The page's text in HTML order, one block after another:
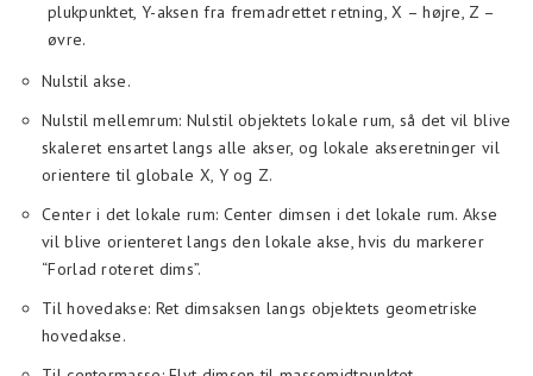
plukpunktet, Y-aksen fra fremadrettet retning, X – højre, Z –
øvre.
Nulstil akse.
Nulstil mellemrum: Nulstil objektets lokale rum, så det vil blive
skaleret ensartet langs alle akser, og lokale akseretninger vil
orientere til globale X, Y og Z.
Center i det lokale rum: Center dimsen i det lokale rum. Akse
vil blive orienteret langs den lokale akse, hvis du markerer
“Forlad roteret dims”.
Til hovedakse: Ret dimsaksen langs objektets geometriske
hovedakse.